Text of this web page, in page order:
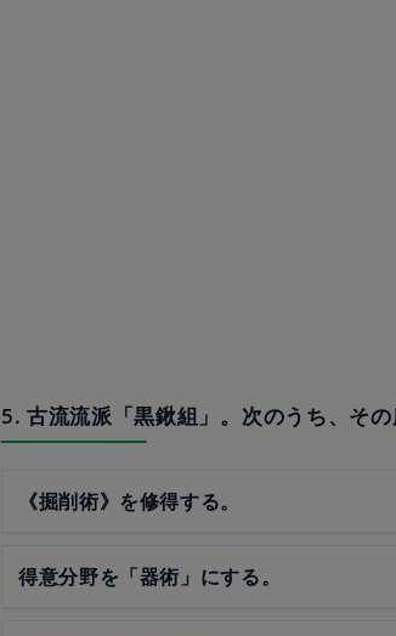
5. 古流流派「黒鍬組」。次のうち、そ
《掘削術》を修得する。
得意分野を「器術」にする。